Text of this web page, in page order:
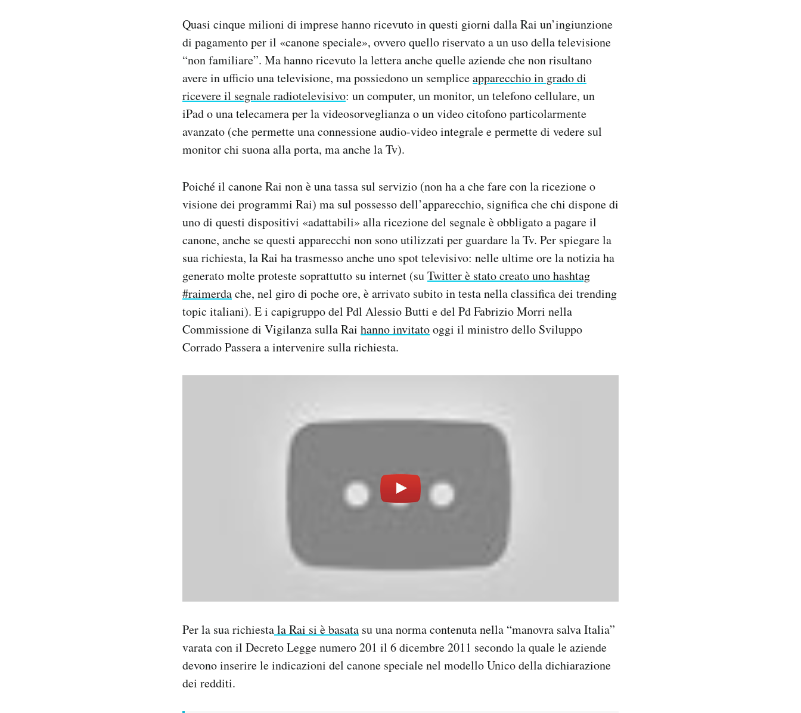
Quasi cinque milioni di imprese hanno ricevuto in questi giorni dalla Rai un’ingiunzione
di pagamento per il «canone speciale», ovvero quello riservato a un uso della televisione
“non familiare”. Ma hanno ricevuto la lettera anche quelle aziende che non risultano
avere in ufficio una televisione, ma possiedono un sempliceapparecchio in grado di
ricevere il segnale radiotelevisivo: un computer, un monitor, un telefono cellulare, un
iPad o una telecamera per la videosorveglianza o un video citofono particolarmente
avanzato (che permette una connessione audio-video integrale e permette di vedere sul
monitor chi suona alla porta, ma anche la Tv).
Poiché il canone Rai non è una tassa sul servizio (non ha a che fare con la ricezione o
visione dei programmi Rai) ma sul possesso dell’apparecchio, significa che chi dispone di
uno di questi dispositivi «adattabili» alla ricezione del segnale è obbligato a pagare il
canone, anche se questi apparecchi non sono utilizzati per guardare la Tv. Per spiegare la
sua richiesta, la Rai ha trasmesso anche uno spot televisivo: nelle ultime ore la notizia ha
generato molte proteste soprattutto su internet (suTwitter è stato creato uno hashtag
#raimerdache, nel giro di poche ore, è arrivato subito in testa nella classifica dei trending
topic italiani). E i capigruppo del Pdl Alessio Butti e del Pd Fabrizio Morri nella
Commissione di Vigilanza sulla Rai hanno invitatooggi il ministro dello Sviluppo
Corrado Passera a intervenire sulla richiesta.
Per la sua richiestala Rai si è basata su una norma contenuta nella “manovra salva Italia”
varata con il Decreto Legge numero 201 il 6 dicembre 2011 secondo la quale le aziende
devono inserire le indicazioni del canone speciale nel modello Unico della dichiarazione
dei redditi.